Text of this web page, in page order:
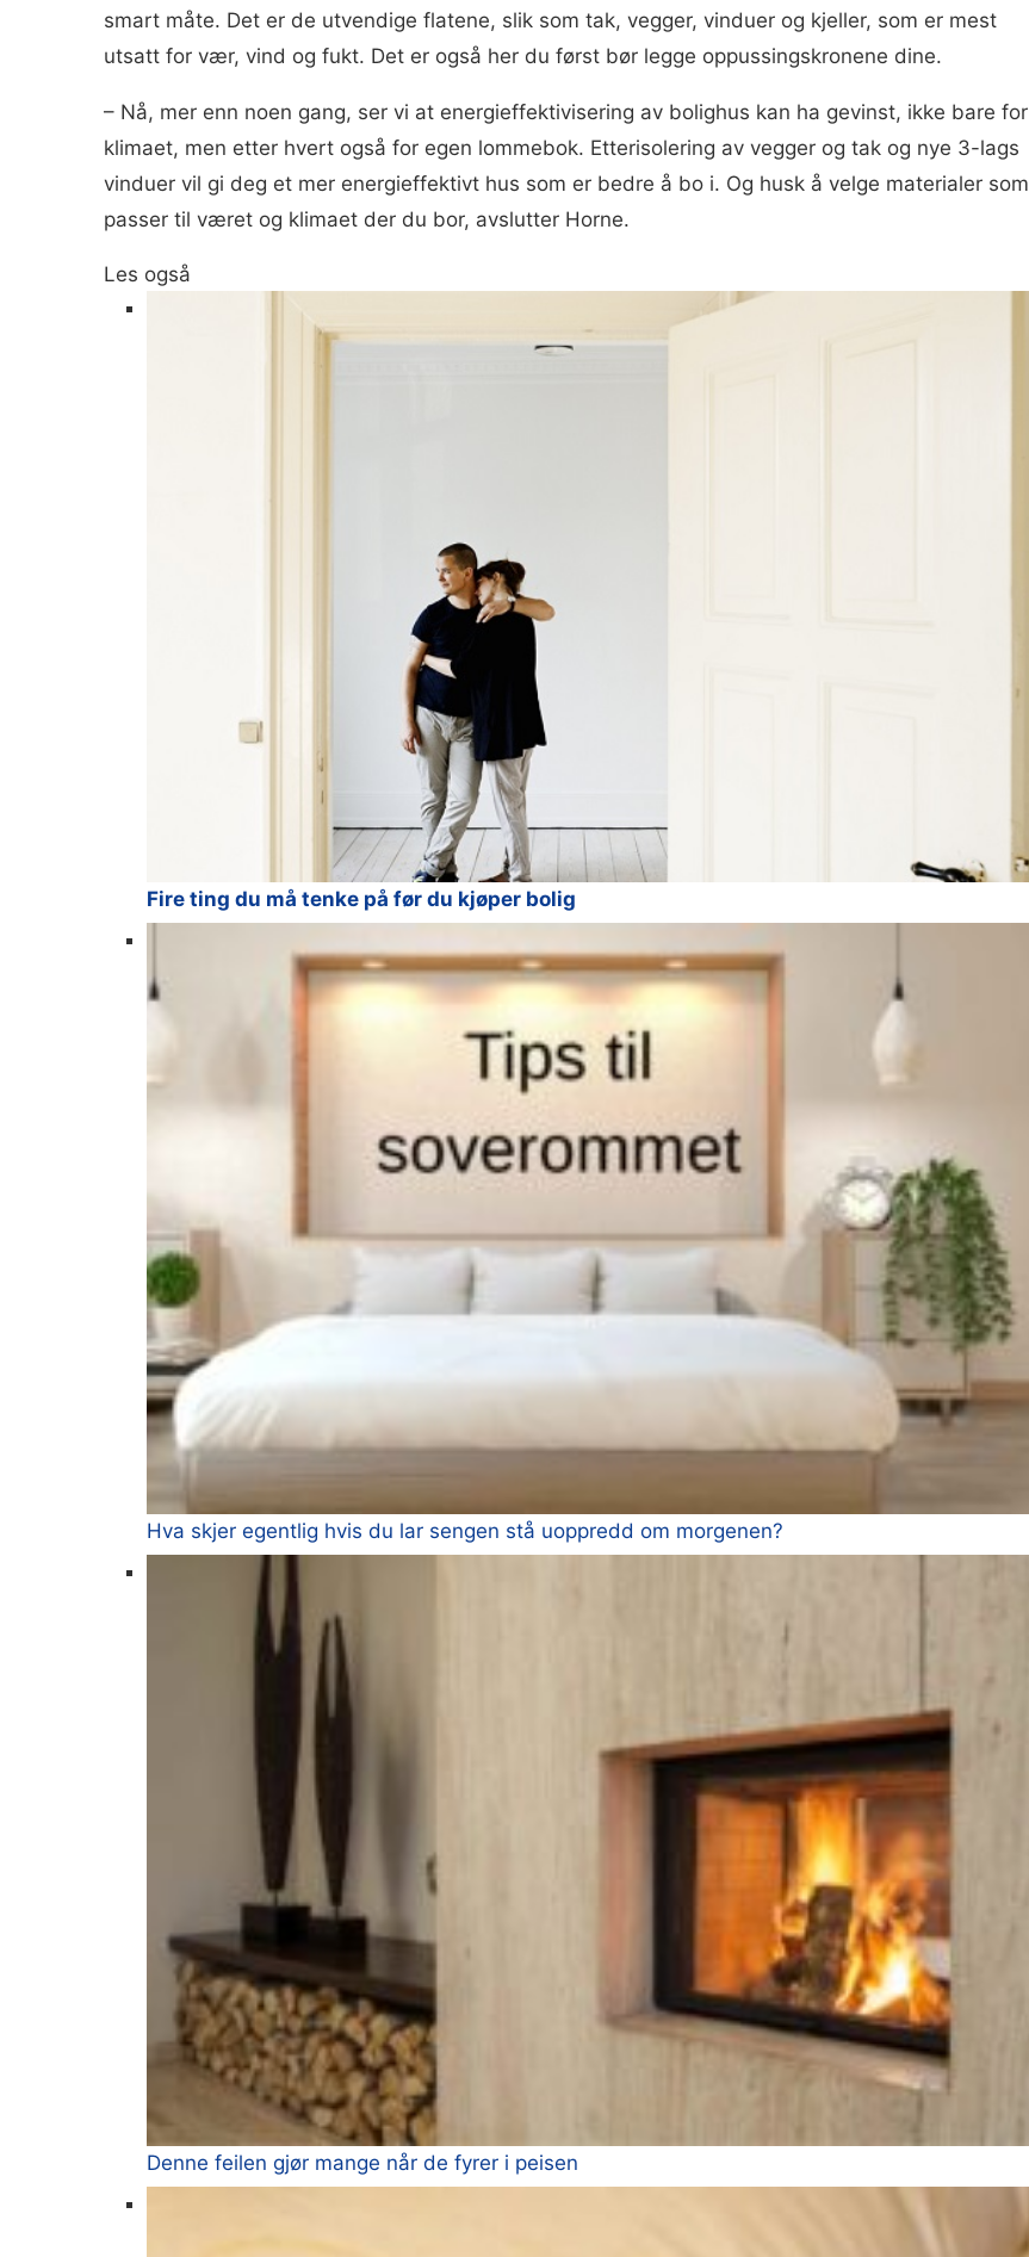
smart måte. Det er de utvendige flatene, slik som tak, vegger, vinduer og kjeller, som er mest
utsatt for vær, vind og fukt. Det er også her du først bør legge oppussingskronene dine.
– Nå, mer enn noen gang, ser vi at energieffektivisering av bolighus kan ha gevinst, ikke bare for
klimaet, men etter hvert også for egen lommebok. Etterisolering av vegger og tak og nye 3-lags
vinduer vil gi deg et mer energieffektivt hus som er bedre å bo i. Og husk å velge materialer som
passer til været og klimaet der du bor, avslutter Horne.
Les også
Fire ting du må tenke på før du kjøper bolig
Hva skjer egentlig hvis du lar sengen stå uoppredd om morgenen?
Denne feilen gjør mange når de fyrer i peisen